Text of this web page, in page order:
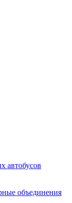
автобусов
объединения